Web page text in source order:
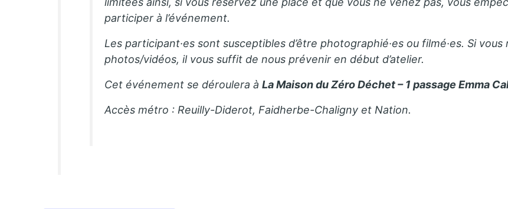
participer à l’événement.
Les participant·es sont susceptibles d’être photographié·es ou filmé·es. Si
photos/vidéos, il vous suffit de nous prévenir en début d’atelier.
Cet événement se déroulera àLa Maison du Zéro Déchet – 1 passage Emma
Accès métro : Reuilly-Diderot, Faidherbe-Chaligny et Nation.